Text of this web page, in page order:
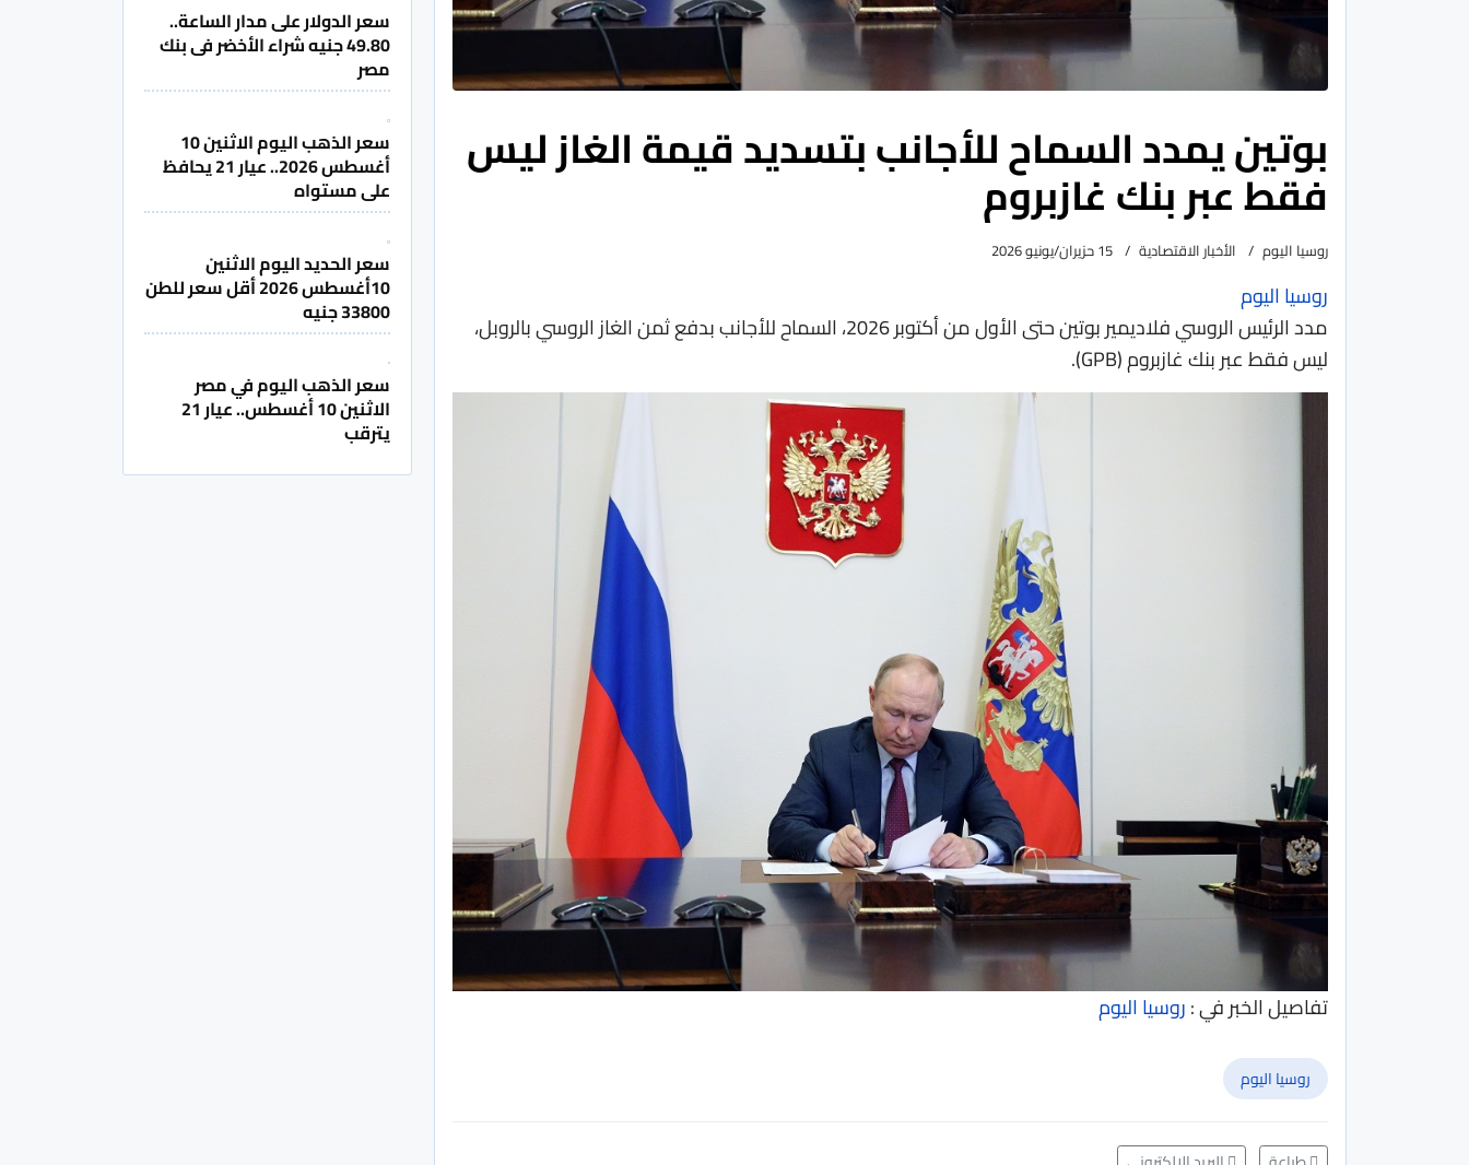
بوتين يمدد السماح للأجانب بتسديد قيمة الغاز ليس
فقط عبر بنك غازبروم
روسيا اليوم الأخبار الاقتصادية 15 حزيران/يونيو 2026
روسيا اليوم
مدد الرئيس الروسي فلاديمير بوتين حتى الأول من أكتوبر 2026، السماح للأجانب بدفع ثمن الغاز الروسي بالروبل،
ليس فقط عبر بنك غازبروم (GPB).
تفاصيل الخبر في :روسيا اليوم
روسيا اليوم
سعر الدولار على مدار الساعة..
49.80 جنيه شراء الأخضر فى بنك
مصر
سعر الذهب اليوم الاثنين 10
أغسطس 2026.. عيار 21 يحافظ
على مستواه
سعر الحديد اليوم الاثنين
10أغسطس 2026 أقل سعر للطن
33800 جنيه
سعر الذهب اليوم في مصر
الاثنين 10 أغسطس.. عيار 21
يترقب